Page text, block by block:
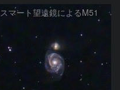
スマート望遠鏡によるM51